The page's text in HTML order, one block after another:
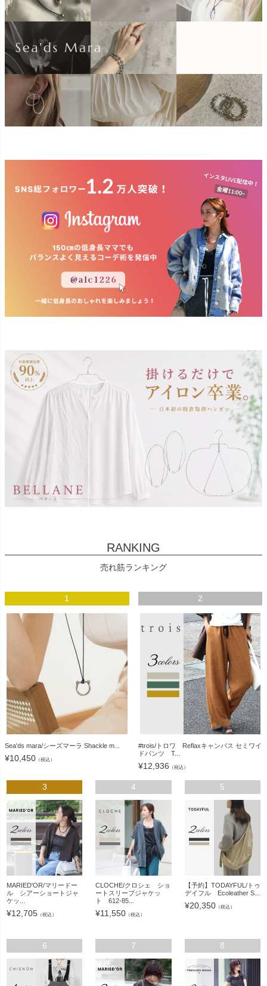
RANKING
売れ筋ランキング
1
Sea'ds mara/シーズマーラ Shackle m...
¥10,450 （税込）
2
#trois/トロワ Reflaxキャンバス セミワイ
ドパンツ T...
¥12,936 （税込）
3
MARIED'OR/マリードー
ル シアーショートジャ
ケッ...
¥12,705 （税込）
4
CLOCHE/クロシェ ショ
ートスリーブジャケッ
ト 612-85...
¥11,550 （税込）
5
【予約】TODAYFUL/トゥ
デイフル Ecoleather S...
¥20,350（税込）
6 7 8